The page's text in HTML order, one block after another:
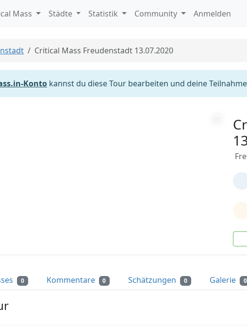
Mass Städte Statistik Community Anmelden
Critical Mass Freudenstadt 13.07.2020
Konto kannst du diese Tour bearbeiten und deine
0 Kommentare 0 Schätzungen 0 Galerie 0